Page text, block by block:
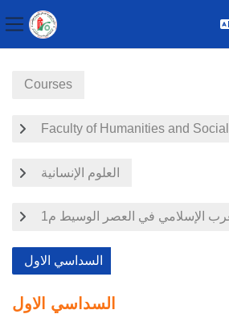
Side panel
Courses
Faculty of Humanities and
العلوم الإنسانية
الإسلامي في العصر الوسيط م1
السداسي الاول
السداسي الاول